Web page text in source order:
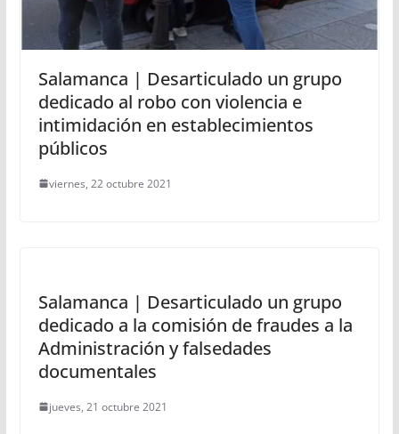
Salamanca | Desarticulado un grupo
dedicado al robo con violencia e
intimidación en establecimientos
públicos
viernes, 22 octubre 2021
Salamanca | Desarticulado un grupo
dedicado a la comisión de fraudes a la
Administración y falsedades
documentales
jueves, 21 octubre 2021